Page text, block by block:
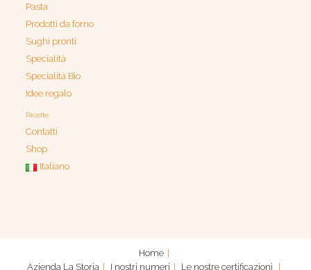
Pasta
Prodotti da forno
Sughi pronti
Specialità
Specialità Bio
Idee regalo
Ricette
Contatti
Shop
Italiano
Home
Azienda La Storia I nostri numeri Le nostre certificazioni